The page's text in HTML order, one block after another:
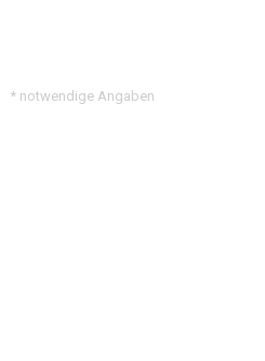
* notwendige Angaben